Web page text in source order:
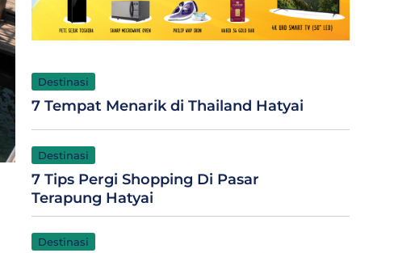
Destinasi
7 Tempat Menarik di Thailand Hatyai
Destinasi
7 Tips Pergi Shopping Di Pasar
Terapung Hatyai
Destinasi